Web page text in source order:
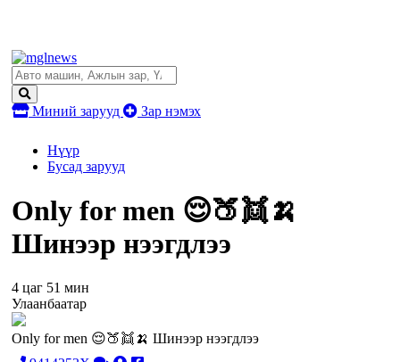
Миний зарууд Зар нэмэх
Нүүр
Бусад зарууд
Only for men 😌🍑👯🍌
Шинээр нээгдлээ
4 цаг 51 мин
Улаанбаатар
Only for men 😌🍑👯🍌 Шинээр нээгдлээ